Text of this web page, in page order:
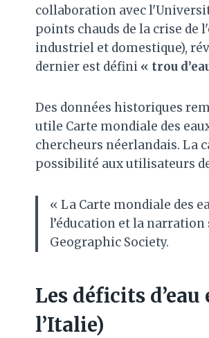
collaboration avec
points chauds de la crise de
industriel et domestique),
dernier est défini « trou
Des données historiques
utile Carte mondiale des
chercheurs néerlandais. La
possibilité aux utilisateurs
« La Carte mondiale des
l’éducation et la narration
Geographic Society.
Les déficits
l’Italie)